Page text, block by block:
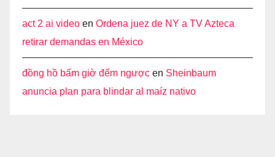
act 2 ai video en Ordena juez de NY a TV Azteca
retirar demandas en México
đồng hồ bấm giờ đếm ngược en Sheinbaum
anuncia plan para blindar al maíz nativo